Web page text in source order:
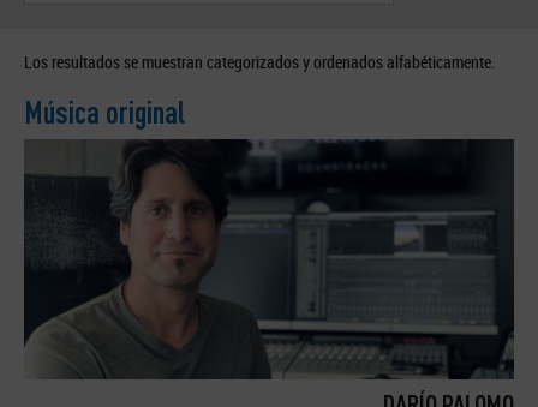
Los resultados se muestran categorizados y ordenados alfabéticamente.
Música original